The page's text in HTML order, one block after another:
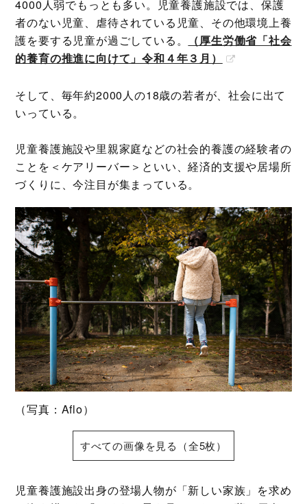
4000人弱でもっとも多い。児童養護施設では、保護
者のない児童、虐待されている児童、その他環境上養
護を要する児童が過ごしている。
（厚生労働省「社会
的養育の推進に向けて」令和４年３月）
そして、毎年約2000人の18歳の若者が、社会に出て
いっている。
児童養護施設や里親家庭などの社会的養護の経験者の
ことを＜ケアリーバー＞といい、経済的支援や居場所
づくりに、今注目が集まっている。
（写真：Aflo）
すべての画像を見る（全5枚）
児童養護施設出身の登場人物が「新しい家族」を求め